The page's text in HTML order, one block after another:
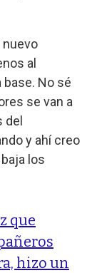
nuevo
al
base. No sé
se van a
y ahí creo
los
que
hizo un